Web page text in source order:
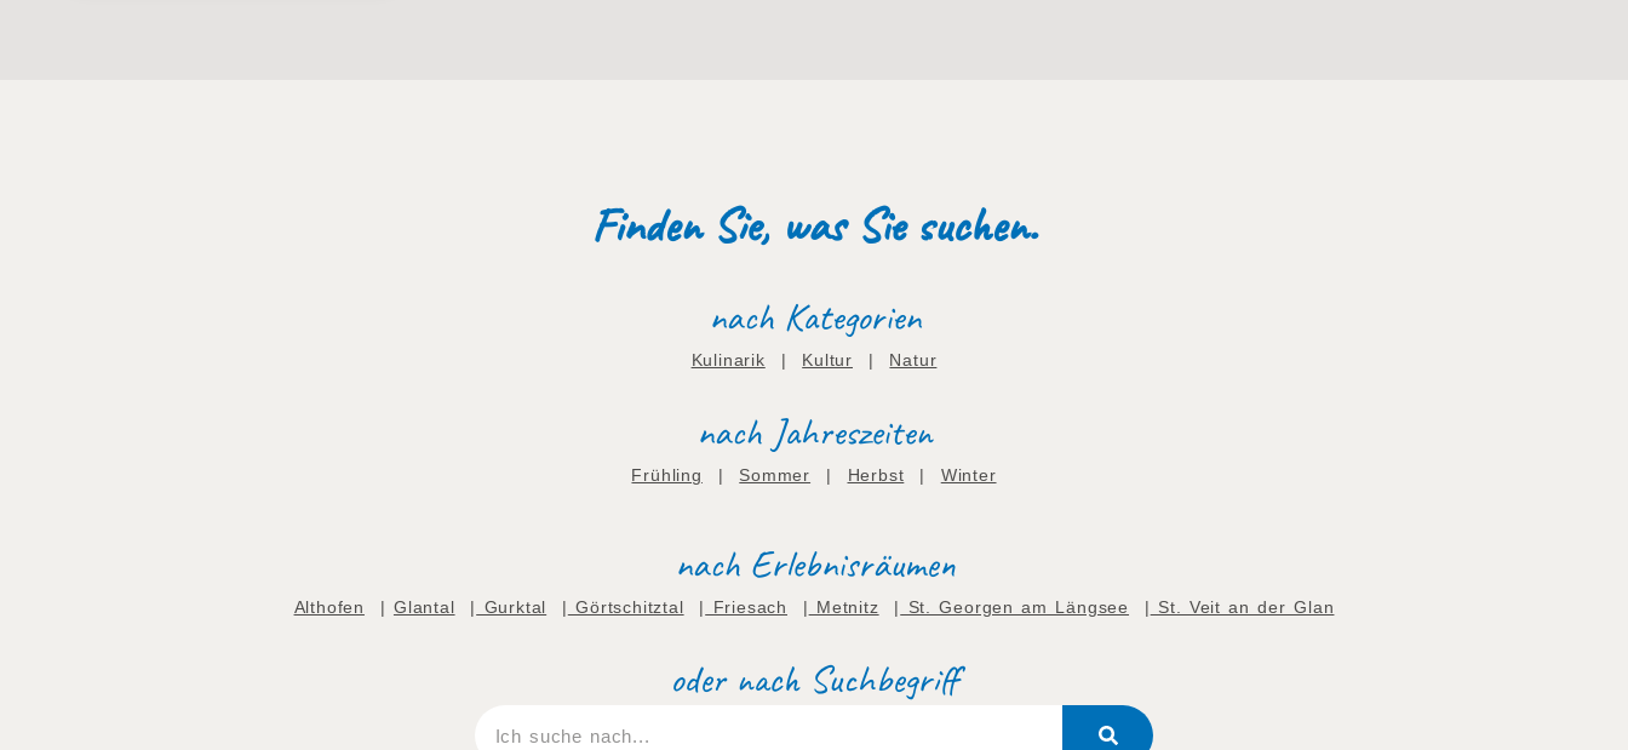
Finden Sie, was Sie suchen.
nach Kategorien
Kulinarik | Kultur | Natur
nach Jahreszeiten
Frühling | Sommer | Herbst | Winter
nach Erlebnisräumen
Althofen | Glantal | Gurktal | Görtschitztal | Friesach | Metnitz | St. Georgen am Längsee | St. Veit an der Glan
oder nach Suchbegriff